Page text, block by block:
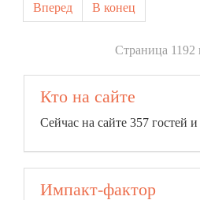
Вперед В конец
Страница 1192
Кто на сайте
Сейчас на сайте 357 гостей
Импакт-фактор